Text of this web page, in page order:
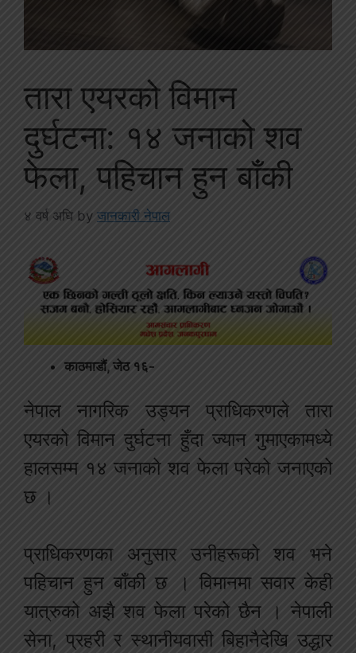
तारा एयरको विमान
दुर्घटना: १४ जनाको शव
फेला, पहिचान हुन बाँकी
४ वर्ष अघि by जानकारी नेपाल
काठमाडौं, जेठ १६-
नेपाल नागरिक उड्यन प्राधिकरणले तारा
एयरको विमान दुर्घटना हुँदा ज्यान गुमाएकामध्ये
हालसम्म १४ जनाको शव फेला परेको जनाएको
छ ।
प्राधिकरणका अनुसार उनीहरूको शव भने
पहिचान हुन बाँकी छ । विमानमा सवार केही
यात्रुको अझै शव फेला परेको छैन । नेपाली
सेना, प्रहरी र स्थानीयवासी बिहानैदेखि उद्धार